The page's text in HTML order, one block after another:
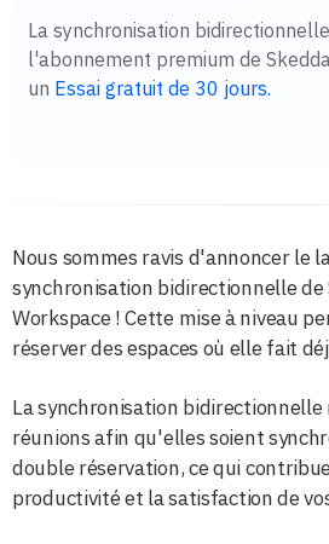
La synchronisation
l'abonnement premium de
un Essai gratuit de 30 jours.
Nous sommes ravis d'annoncer le
synchronisation bidirectionnelle de
Workspace ! Cette mise à niveau
réserver des espaces où elle fait
La synchronisation bidirectionnelle
réunions afin qu'elles soient
double réservation, ce qui
productivité et la satisfaction de